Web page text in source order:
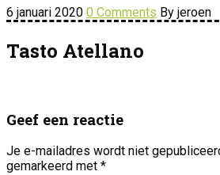
6 januari 2020 0 Comments By jeroen
Tasto Atellano
Geef een reactie
Je e-mailadres wordt niet
gemarkeerd met *